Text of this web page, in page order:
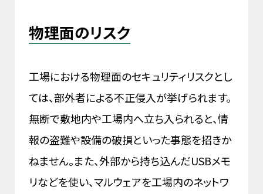
物理面のリスク
工場における物理面のセキュリティリスクとし
ては、部外者による不正侵入が挙げられます。
無断で敷地内や工場内へ立ち入られると、情
報の盗難や設備の破損といった事態を招きか
ねません。また、外部から持ち込んだUSBメモ
リなどを使い、マルウェアを工場内のネットワ